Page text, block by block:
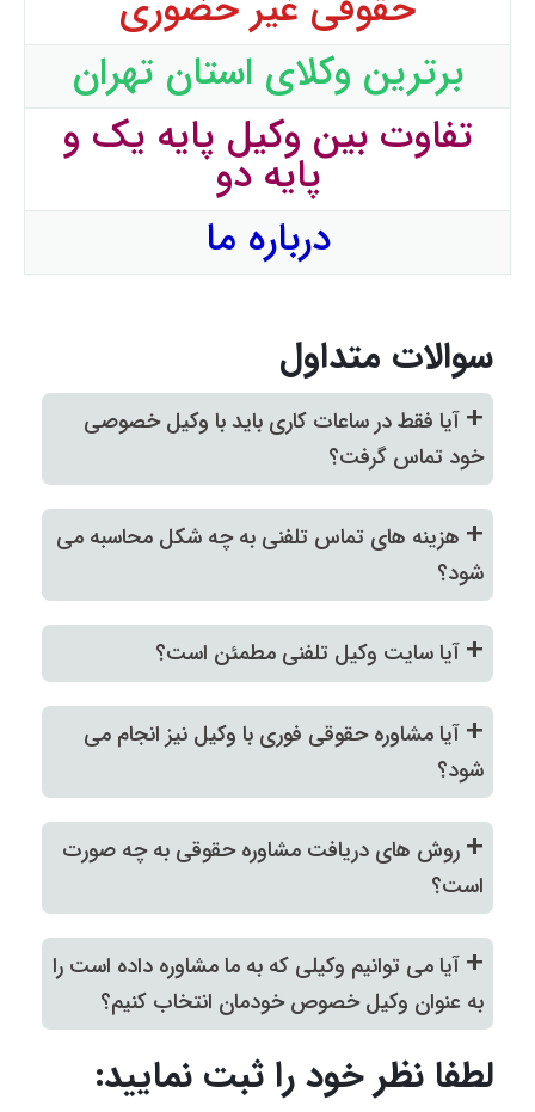
برترین وکلای استان تهران
تفاوت بین وکیل پایه یک و
پایه دو
درباره ما
سوالات متداول
+ آیا فقط در ساعات کاری باید با وکیل خصوصی
خود تماس گرفت؟
+ هزینه های تماس تلفنی به چه شکل محاسبه می
شود؟
+ آیا سایت وکیل تلفنی مطمئن است؟
+ آیا مشاوره حقوقی فوری با وکیل نیز انجام می
شود؟
+ روش های دریافت مشاوره حقوقی به چه صورت
است؟
+ آیا می توانیم وکیلی که به ما مشاوره داده است را
به عنوان وکیل خصوص خودمان انتخاب کنیم؟
لطفا نظر خود را ثبت نمایید: